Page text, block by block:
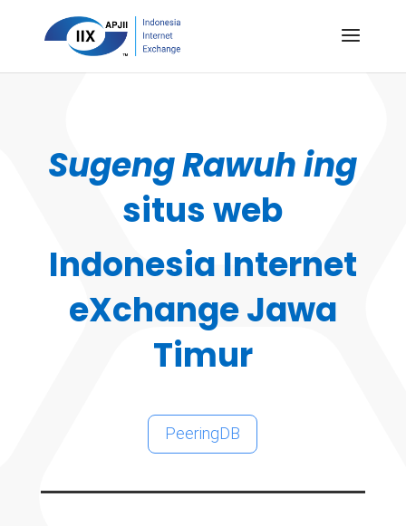
Sugeng Rawuh ing
situs web
Indonesia Internet
eXchange Jawa
Timur
PeeringDB